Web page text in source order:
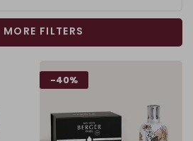
MORE FILTERS
-40%